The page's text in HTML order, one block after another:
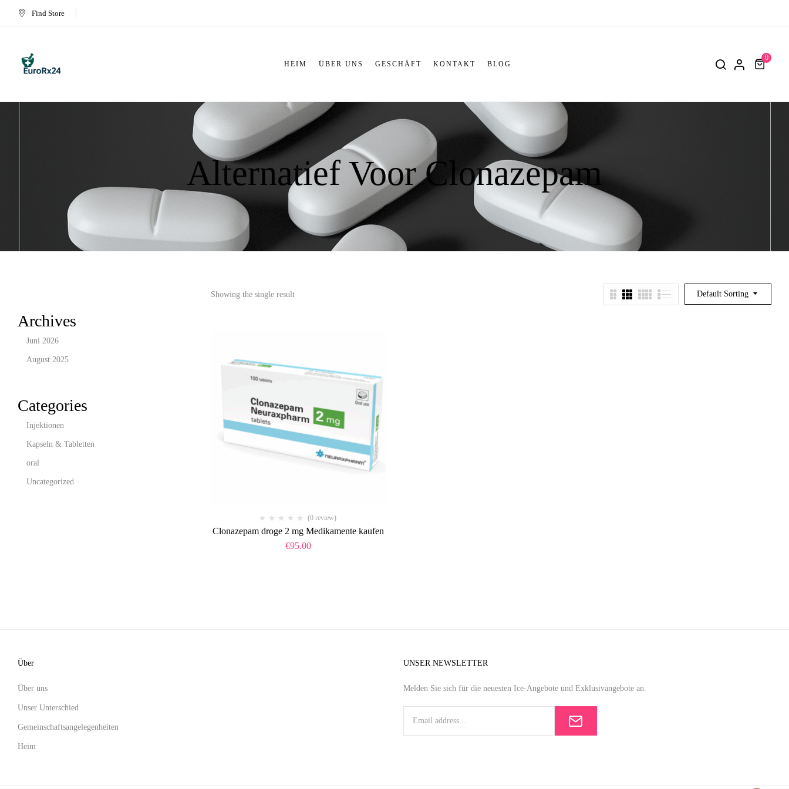
Find Store
HEIM ÜBER UNS GESCHÄFT KONTAKT BLOG
0
Alternatief Voor Clonazepam
Archives
Juni 2026
August 2025
Categories
Injektionen
Kapseln & Tabletten
oral
Uncategorized
Default Sorting
Showing the single result
(0 review)
Clonazepam droge 2 mg Medikamente kaufen
€95.00
Über
Über uns
Unser Unterschied
Gemeinschaftsangelegenheiten
Heim
UNSER NEWSLETTER
Melden Sie sich für die neuesten Ice-Angebote und Exklusivangebote an.